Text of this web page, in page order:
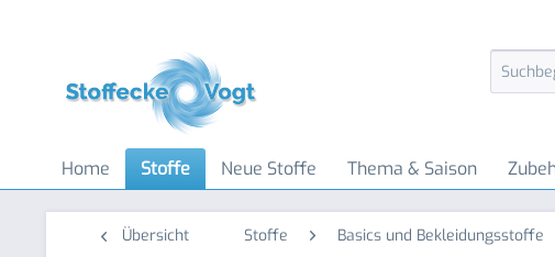
Home Stoffe Neue Stoffe Thema & Saison
Übersicht Stoffe Basics und Bekleidungsstoffe